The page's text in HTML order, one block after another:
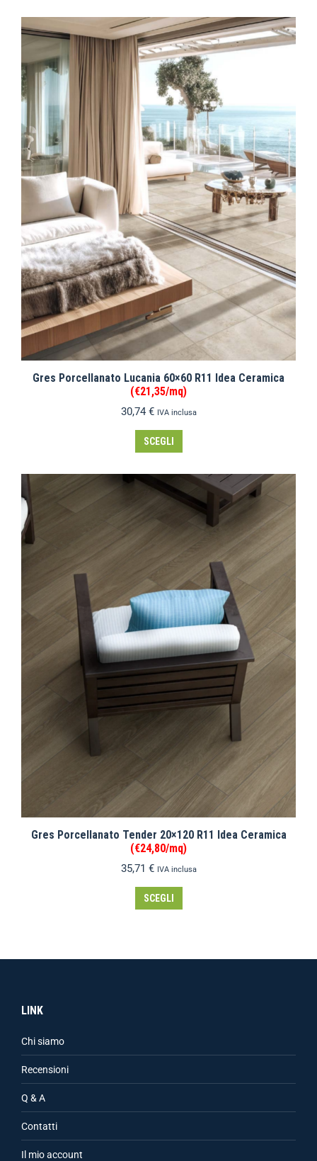
Gres Porcellanato Lucania 60×60 R11 Idea Ceramica
(€21,35/mq)
30,74 € IVA inclusa
SCEGLI
Gres Porcellanato Tender 20×120 R11 Idea Ceramica
(€24,80/mq)
35,71 € IVA inclusa
SCEGLI
LINK
Chi siamo
Recensioni
Q & A
Contatti
Il mio account